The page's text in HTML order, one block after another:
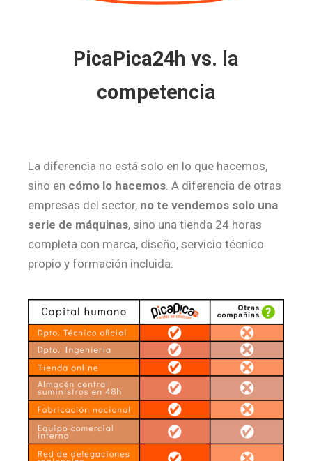
PicaPica24h vs. la
competencia
La diferencia no está solo en lo que hacemos,
sino en cómo lo hacemos. A diferencia de otras
empresas del sector, no te vendemos solo una
serie de máquinas, sino una tienda 24 horas
completa con marca, diseño, servicio técnico
propio y formación incluida.